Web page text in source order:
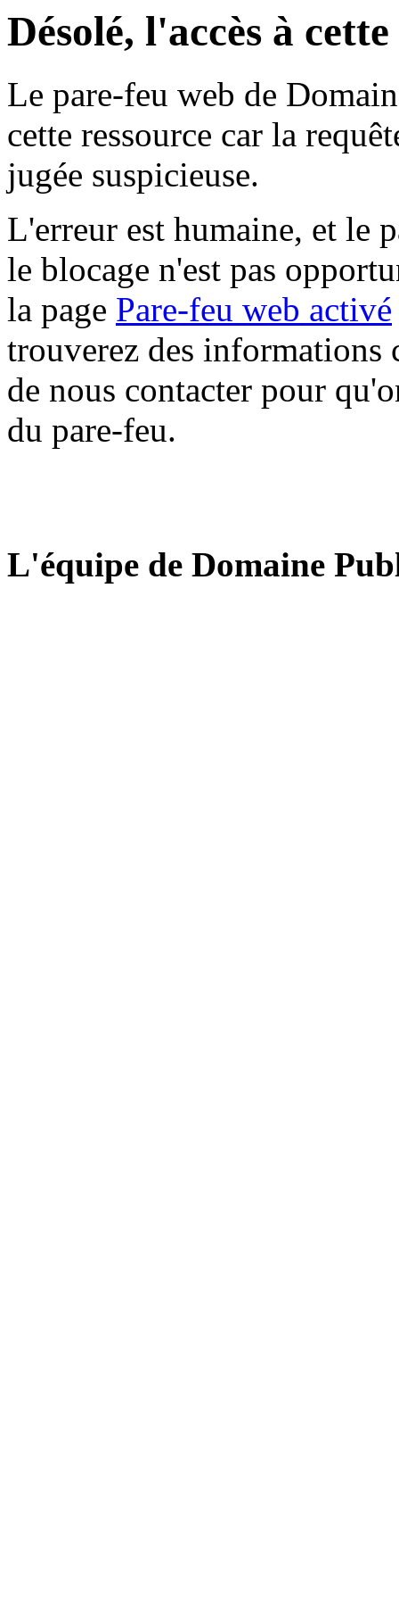
Désolé, l'accès à
Le pare-feu web de
cette ressource car la
jugée suspicieuse.
L'erreur est humaine, et le
le blocage n'est pas
la page Pare-feu web activé
trouverez des informations
de nous contacter pour
du pare-feu.
L'équipe de Domaine